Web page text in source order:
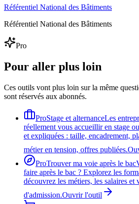
Référentiel National des Bâtiments
Référentiel National des Bâtiments
Pro
Pour aller plus loin
Ces outils vont plus loin sur la même
sont réservés aux abonnés.
ProStage et alternanceLes
réellement vous accueillir en stage
et expliquées : taille, encadrement,
métier en tension, offres publiées.
ProTrouver ma voie après le bac
faire après le bac ? Explorez les
découvrez les métiers, les salaires et
d'admission.Ouvrir l'outil